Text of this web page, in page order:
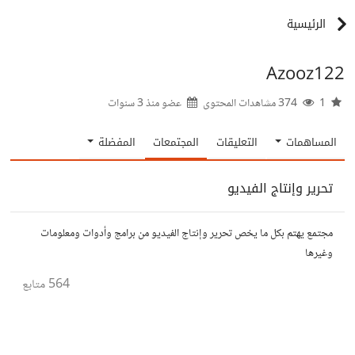
الرئيسية
Azooz122
عضو منذ3 سنوات
المساهمات التعليقات المجتمعات المفضلة
تحرير وإنتاج الفيديو
مجتمع يهتم بكل ما يخص تحرير وإنتاج الفيديو من برامج وأدوات ومعلومات
وغيرها
564متابع